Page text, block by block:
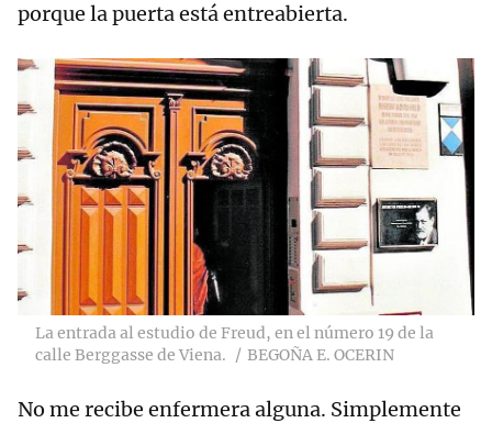
porque la puerta está entreabierta.
La entrada al estudio de Freud, en el número 19 de la
calle Berggasse de Viena.
BEGOÑA E. OCERIN
No me recibe enfermera alguna. Simplemente